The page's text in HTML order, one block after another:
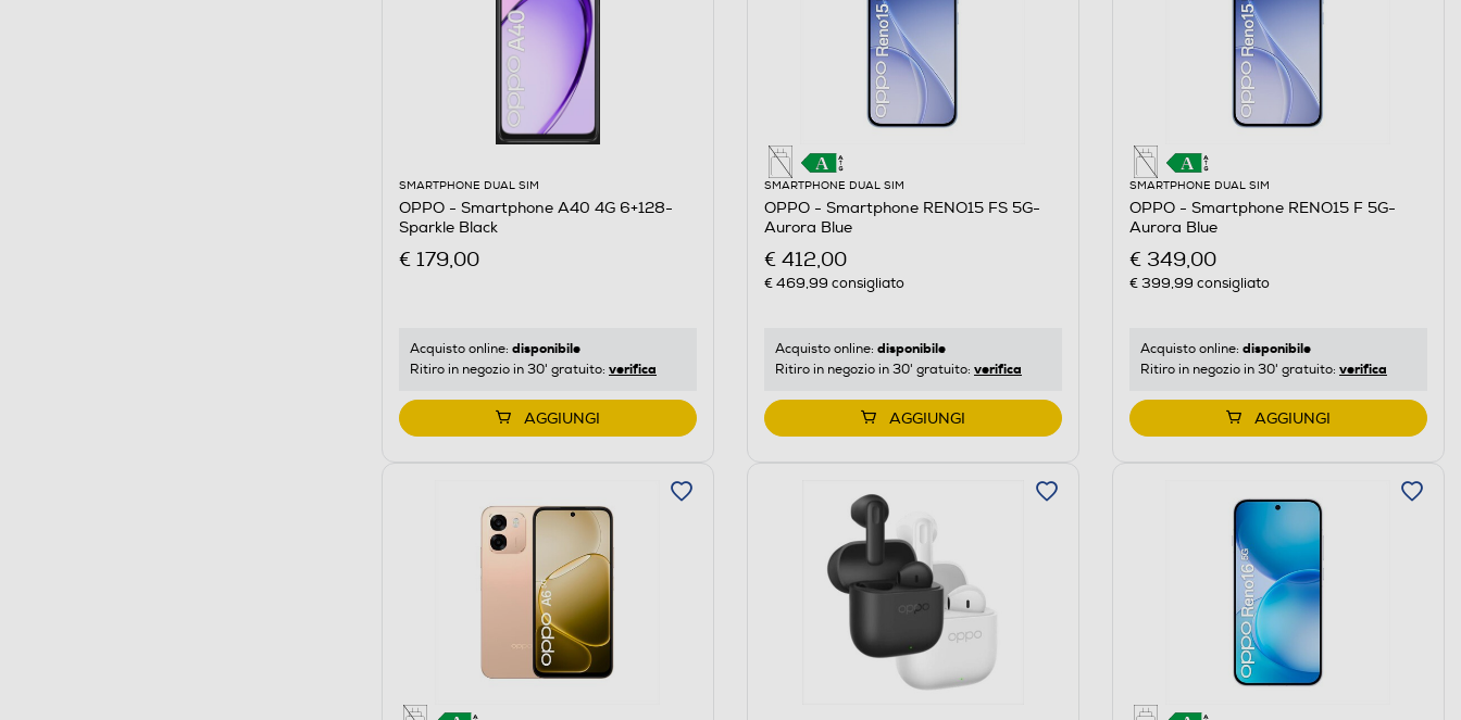
SMARTPHONE DUAL SIM
OPPO - Smartphone A40 4G 6+128-
Sparkle Black
€ 179,00
Acquisto online: disponibile
Ritiro in negozio in 30' gratuito: verifica
AGGIUNGI
SMARTPHONE DUAL SIM
OPPO - Smartphone RENO15 FS 5G-
Aurora Blue
€ 412,00
€ 469,99 consigliato
Acquisto online: disponibile
Ritiro in negozio in 30' gratuito: verifica
AGGIUNGI
SMARTPHONE DUAL SIM
OPPO - Smartphone RENO15 F 5G-
Aurora Blue
€ 349,00
€ 399,99 consigliato
Acquisto online: disponibile
Ritiro in negozio in 30' gratuito: verifica
AGGIUNGI